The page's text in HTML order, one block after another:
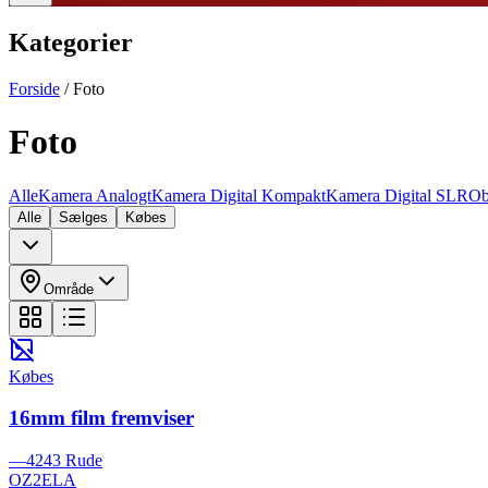
Kategorier
Forside /Foto
Foto
AlleKamera AnalogtKamera Digital KompaktKamera Digital SLR
Alle Sælges Købes
Område
Købes
16mm film fremviser
—4243 Rude
OZ2ELA